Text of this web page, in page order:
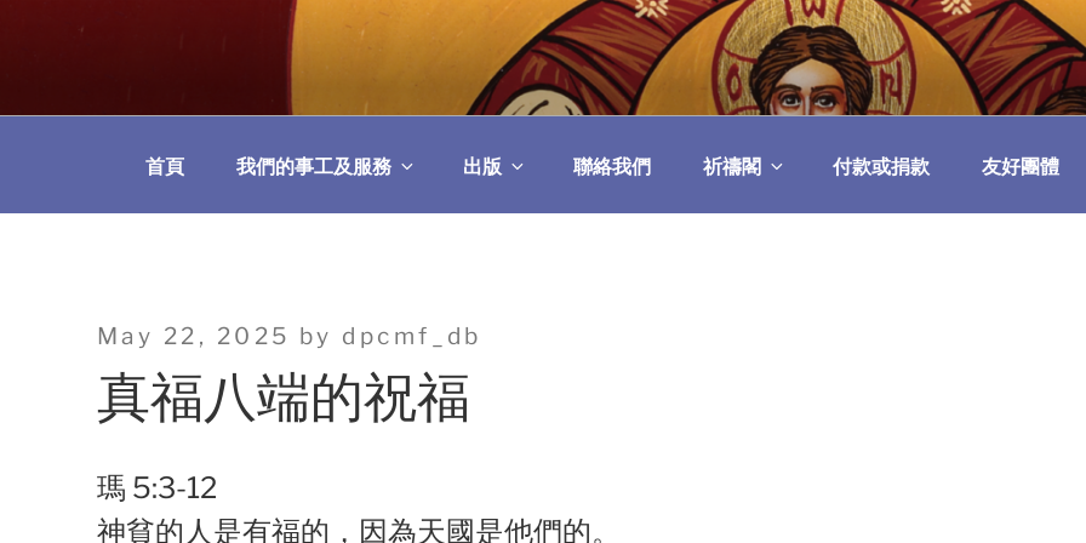
教區婚姻與家庭牧民委員會
首頁 我們的事工及服務 出版 聯絡我們 祈禱閣 付款或捐款 友好團體
Posted
on
May 22, 2025 by dpcmf_db
真福八端的祝福
瑪 5:3-12
神貧的人是有福的，因為天國是他們的。